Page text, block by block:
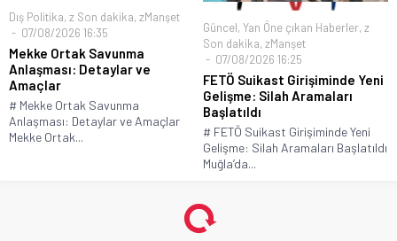
Dış Politika, z Son dakika, zManşet
07/08/2026 16:35
Mekke Ortak Savunma
Anlaşması: Detaylar ve
Amaçlar
# Mekke Ortak Savunma
Anlaşması: Detaylar ve Amaçlar
Mekke Ortak...
Güncel, Yan Öne çıkan Haberler, z
Son dakika, zManşet
07/08/2026 16:25
FETÖ Suikast Girişiminde Yeni
Gelişme: Silah Aramaları
Başlatıldı
# FETÖ Suikast Girişiminde Yeni
Gelişme: Silah Aramaları Başlatıldı
Muğla’da...